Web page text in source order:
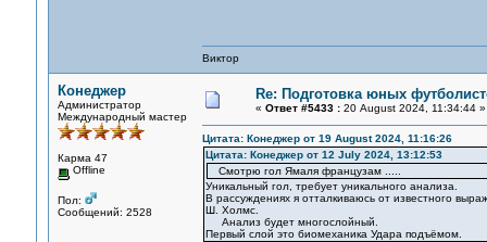
Виктор
Конеджер
Администратор
Международный мастер
Карма 47
Offline
Пол:
Сообщений: 2528
Re: Подготовка юных
« Ответ #5433 :20 August 2024, 11:34:44 »
Цитата: Конеджер от 19 August 2024, 11:16:26
Цитата: Конеджер от 12 July 2024, 13:12:53
Смотрю гол Ямаля французам .....
Уникальный гол, требует уникального анализа.
В рассуждениях я отталкиваюсь от известного
Ш. Холмс.
Анализ будет многослойный.
Первый слой это биомеханика Удара подъёмом.